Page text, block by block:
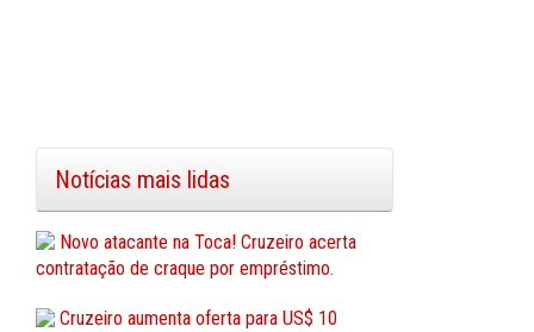
Notícias mais lidas
Novo atacante na Toca! Cruzeiro acerta
contratação de craque por empréstimo.
Cruzeiro aumenta oferta para US$ 10